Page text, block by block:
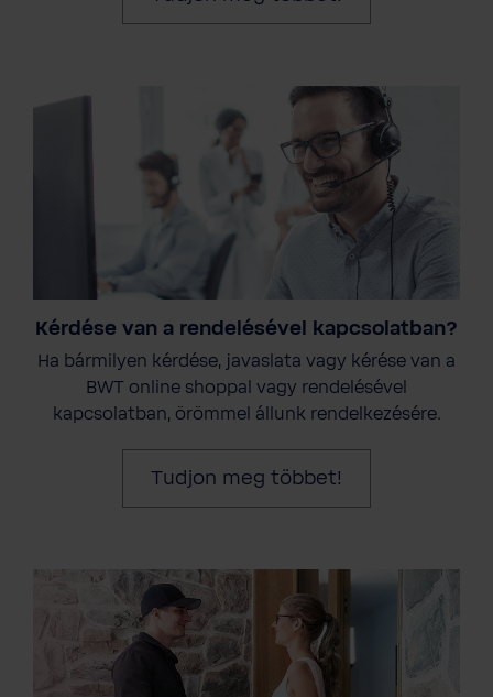
Kérdése van a rendelésével kapcsolatban?
Ha bármilyen kérdése, javaslata vagy kérése van a
BWT online shoppal vagy rendelésével
kapcsolatban, örömmel állunk rendelkezésére.
Tudjon meg többet!